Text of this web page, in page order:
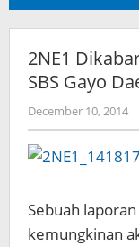
2NE1
SBS Gayo
December 10, 2014by
Sebuah
kemungkinan